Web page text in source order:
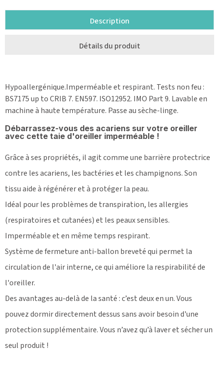
Description
Détails du produit
Hypoallergénique.Imperméable et respirant. Tests non feu :
BS7175 up to CRIB 7. EN597. ISO12952. IMO Part 9. Lavable en
machine à haute température. Passe au sèche-linge.
Débarrassez-vous des acariens sur votre oreiller
avec cette taie d'oreiller imperméable !
Grâce à ses propriétés, il agit comme une barrière protectrice
contre les acariens, les bactéries et les champignons. Son
tissu aide à régénérer et à protéger la peau.
Idéal pour les problèmes de transpiration, les allergies
(respiratoires et cutanées) et les peaux sensibles.
Imperméable et en même temps respirant.
Système de fermeture anti-ballon breveté qui permet la
circulation de l'air interne, ce qui améliore la respirabilité de
l'oreiller.
Des avantages au-delà de la santé : c’est deux en un. Vous
pouvez dormir directement dessus sans avoir besoin d'une
protection supplémentaire. Vous n’avez qu’à laver et sécher un
seul produit !